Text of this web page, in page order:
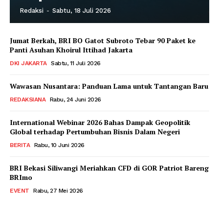
Redaksi - Sabtu, 18 Juli 2026
Jumat Berkah, BRI BO Gatot Subroto Tebar 90 Paket ke
Panti Asuhan Khoirul Ittihad Jakarta
DKI JAKARTA Sabtu, 11 Juli 2026
Wawasan Nusantara: Panduan Lama untuk Tantangan Baru
REDAKSIANA Rabu, 24 Juni 2026
International Webinar 2026 Bahas Dampak Geopolitik
Global terhadap Pertumbuhan Bisnis Dalam Negeri
BERITA Rabu, 10 Juni 2026
BRI Bekasi Siliwangi Meriahkan CFD di GOR Patriot Bareng
BRImo
EVENT Rabu, 27 Mei 2026